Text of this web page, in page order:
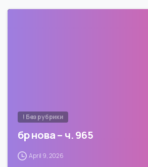
! Без рубрики
бр нова – ч. 965
April 9, 2026